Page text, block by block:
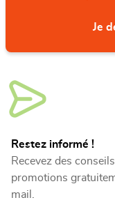
Je
Restez informé !
Recevez des
promotions
mail.